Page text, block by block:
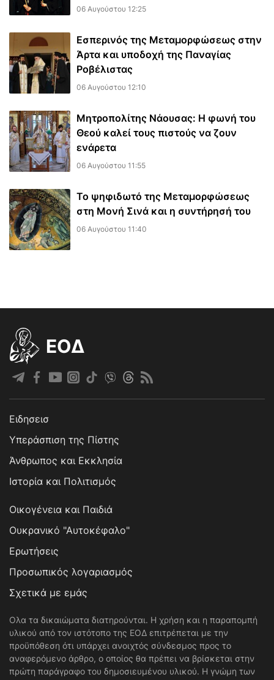
06 Αυγούστου 12:25
Εσπερινός της Μεταμορφώσεως στην
Άρτα και υποδοχή της Παναγίας
Ροβέλιστας
06 Αυγούστου 12:10
Μητροπολίτης Νάουσας: Η φωνή του
Θεού καλεί τους πιστούς να ζουν
ενάρετα
06 Αυγούστου 11:55
Το ψηφιδωτό της Μεταμορφώσεως
στη Μονή Σινά και η συντήρησή του
06 Αυγούστου 11:40
EOΔ
Ειδησεισ
Υπεράσπιση της Πίστης
Άνθρωπος και Εκκλησία
Ιστορία και Πολιτισμός
Οικογένεια και Παιδιά
Ουκρανικό "Αυτοκέφαλο"
Ερωτήσεις
Προσωπικός λογαριασμός
Σχετικά με εμάς
Ολα τα δικαιώματα διατηρούνται. Η χρήση και η παραπομπή
υλικού από τον ιστότοπο της ΕΟΔ επιτρέπεται με την
προϋπόθεση ότι υπάρχει ανοιχτός σύνδεσμος προς το
αναφερόμενο άρθρο, ο οποίος θα πρέπει να βρίσκεται στην
πρώτη παράγραφο του δημοσιευμένου υλικού. Η γνώμη των